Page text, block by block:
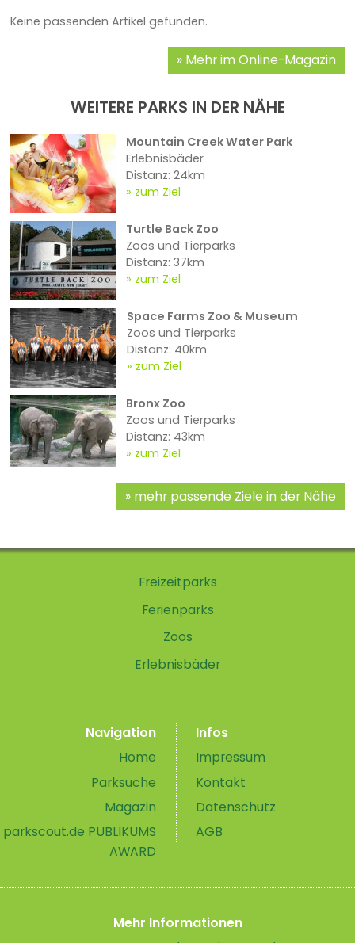
Keine passenden Artikel gefunden.
Mehr im Online-Magazin
WEITERE PARKS IN DER NÄHE
Mountain Creek Water Park
Erlebnisbäder
Distanz: 24km
zum Ziel
Turtle Back Zoo
Zoos und Tierparks
Distanz: 37km
zum Ziel
Space Farms Zoo & Museum
Zoos und Tierparks
Distanz: 40km
zum Ziel
Bronx Zoo
Zoos und Tierparks
Distanz: 43km
zum Ziel
mehr passende Ziele in der Nähe
Freizeitparks
Ferienparks
Zoos
Erlebnisbäder
Navigation
Home
Parksuche
Magazin
parkscout.de PUBLIKUMS
AWARD
Infos
Impressum
Kontakt
Datenschutz
AGB
Mehr Informationen